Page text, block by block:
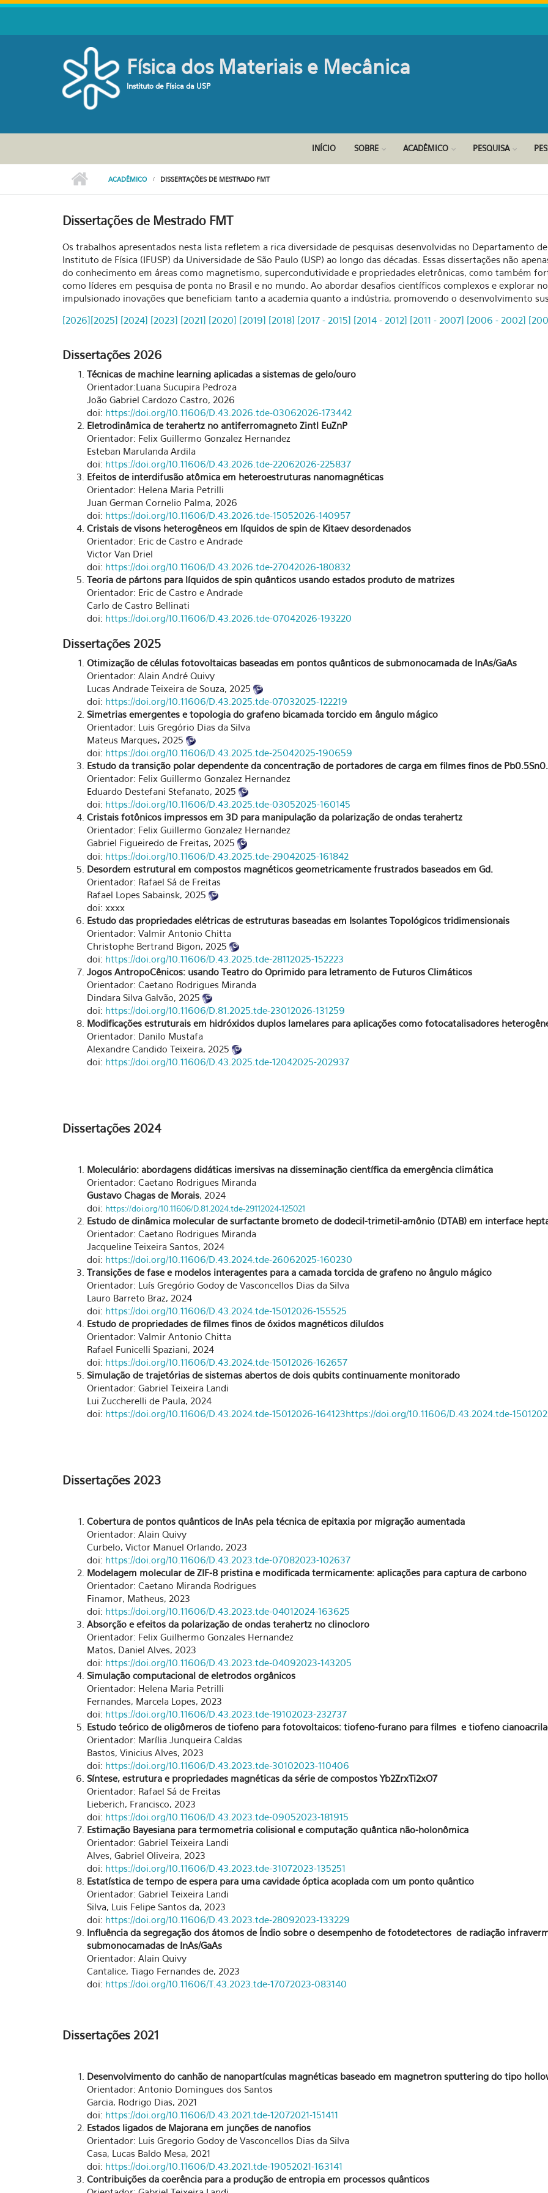
Pular para o conteúdo principal
Física dos Materiais e Mecânica
Instituto de Física da USP
INÍCIO SOBRE ACADÊMICO PESQUISA
ACADÊMICO DISSERTAÇÕES DE MESTRADO FMT
Dissertações de Mestrado FMT
Os trabalhos apresentados nesta lista refletem a rica diversidade de pesquisas desenvolvidas no Departamento
Instituto de Física (IFUSP) da Universidade de São Paulo (USP) ao longo das décadas. Essas dissertações não
do conhecimento em áreas como magnetismo, supercondutividade e propriedades eletrônicas, como também
como líderes em pesquisa de ponta no Brasil e no mundo. Ao abordar desafios científicos complexos e explorar
impulsionado inovações que beneficiam tanto a academia quanto a indústria, promovendo o desenvolvimento
[2026][2025] [2024] [2023] [2021] [2020] [2019] [2018] [2017 - 2015] [2014 - 2012] [2011 - 2007] [2006 - 2002]
Dissertações 2026
Técnicas de machine learning aplicadas a sistemas de gelo/ouro
Orientador:Luana Sucupira Pedroza
João Gabriel Cardozo Castro, 2026
doi: https://doi.org/10.11606/D.43.2026.tde-03062026-173442
Eletrodinâmica de terahertz no antiferromagneto Zintl EuZnP
Orientador: Felix Guillermo Gonzalez Hernandez
Esteban Marulanda Ardila
doi: https://doi.org/10.11606/D.43.2026.tde-22062026-225837
Efeitos de interdifusão atômica em heteroestruturas nanomagnéticas
Orientador: Helena Maria Petrilli
Juan German Cornelio Palma, 2026
doi: https://doi.org/10.11606/D.43.2026.tde-15052026-140957
Cristais de visons heterogêneos em líquidos de spin de Kitaev desordenados
Orientador: Eric de Castro e Andrade
Victor Van Driel
doi: https://doi.org/10.11606/D.43.2026.tde-27042026-180832
Teoria de pártons para líquidos de spin quânticos usando estados produto de matrizes
Orientador: Eric de Castro e Andrade
Carlo de Castro Bellinati
doi: https://doi.org/10.11606/D.43.2026.tde-07042026-193220
Dissertações 2025
Otimização de células fotovoltaicas baseadas em pontos quânticos de submonocamada de InAs/GaAs
Orientador: Alain André Quivy
Lucas Andrade Teixeira de Souza, 2025
doi: https://doi.org/10.11606/D.43.2025.tde-07032025-122219
Simetrias emergentes e topologia do grafeno bicamada torcido em ângulo mágico
Orientador: Luis Gregório Dias da Silva
Mateus Marques, 2025
doi: https://doi.org/10.11606/D.43.2025.tde-25042025-190659
Estudo da transição polar dependente da concentração de portadores de carga em filmes finos de
Orientador: Felix Guillermo Gonzalez Hernandez
Eduardo Destefani Stefanato, 2025
doi: https://doi.org/10.11606/D.43.2025.tde-03052025-160145
Cristais fotônicos impressos em 3D para manipulação da polarização de ondas terahertz
Orientador: Felix Guillermo Gonzalez Hernandez
Gabriel Figueiredo de Freitas, 2025
doi: https://doi.org/10.11606/D.43.2025.tde-29042025-161842
Desordem estrutural em compostos magnéticos geometricamente frustrados baseados em Gd.
Orientador: Rafael Sá de Freitas
Rafael Lopes Sabainsk, 2025
doi: xxxx
Estudo das propriedades elétricas de estruturas baseadas em Isolantes Topológicos tridimensionais
Orientador: Valmir Antonio Chitta
Christophe Bertrand Bigon, 2025
doi: https://doi.org/10.11606/D.43.2025.tde-28112025-152223
Jogos AntropoCênicos: usando Teatro do Oprimido para letramento de Futuros Climáticos
Orientador: Caetano Rodrigues Miranda
Dindara Silva Galvão, 2025
doi: https://doi.org/10.11606/D.81.2025.tde-23012026-131259
Modificações estruturais em hidróxidos duplos lamelares para aplicações como fotocatalisadores
Orientador: Danilo Mustafa
Alexandre Candido Teixeira, 2025
doi: https://doi.org/10.11606/D.43.2025.tde-12042025-202937
Dissertações 2024
Moleculário: abordagens didáticas imersivas na disseminação científica da emergência climática
Orientador: Caetano Rodrigues Miranda
Gustavo Chagas de Morais , 2024
doi: https://doi.org/10.11606/D.81.2024.tde-29112024-125021
Estudo de dinâmica molecular de surfactante brometo de dodecil-trimetil-amônio (DTAB) em interface
Orientador: Caetano Rodrigues Miranda
Jacqueline Teixeira Santos, 2024
doi: https://doi.org/10.11606/D.43.2024.tde-26062025-160230
Transições de fase e modelos interagentes para a camada torcida de grafeno no ângulo mágico
Orientador: Luís Gregório Godoy de Vasconcellos Dias da Silva
Lauro Barreto Braz, 2024
doi: https://doi.org/10.11606/D.43.2024.tde-15012026-155525
Estudo de propriedades de filmes finos de óxidos magnéticos diluídos
Orientador: Valmir Antonio Chitta
Rafael Funicelli Spaziani, 2024
doi: https://doi.org/10.11606/D.43.2024.tde-15012026-162657
Simulação de trajetórias de sistemas abertos de dois qubits continuamente monitorado
Orientador: Gabriel Teixeira Landi
Lui Zuccherelli de Paula, 2024
doi: https://doi.org/10.11606/D.43.2024.tde-15012026-164123https://doi.org/10.11606/D.43.2024.tde-
Dissertações 2023
Cobertura de pontos quânticos de InAs pela técnica de epitaxia por migração aumentada
Orientador: Alain Quivy
Curbelo, Victor Manuel Orlando, 2023
doi: https://doi.org/10.11606/D.43.2023.tde-07082023-102637
Modelagem molecular de ZIF-8 pristina e modificada termicamente: aplicações para captura de carbono
Orientador: Caetano Miranda Rodrigues
Finamor, Matheus, 2023
doi: https://doi.org/10.11606/D.43.2023.tde-04012024-163625
Absorção e efeitos da polarização de ondas terahertz no clinocloro
Orientador: Felix Guilhermo Gonzales Hernandez
Matos, Daniel Alves, 2023
doi: https://doi.org/10.11606/D.43.2023.tde-04092023-143205
Simulação computacional de eletrodos orgânicos
Orientador: Helena Maria Petrilli
Fernandes, Marcela Lopes, 2023
doi: https://doi.org/10.11606/D.43.2023.tde-19102023-232737
Estudo teórico de oligômeros de tiofeno para fotovoltaicos: tiofeno-furano para filmes e tiofeno
Orientador: Marília Junqueira Caldas
Bastos, Vinicius Alves, 2023
doi: https://doi.org/10.11606/D.43.2023.tde-30102023-110406
Síntese, estrutura e propriedades magnéticas da série de compostos Yb2ZrxTi2xO7
Orientador: Rafael Sá de Freitas
Lieberich, Francisco, 2023
doi: https://doi.org/10.11606/D.43.2023.tde-09052023-181915
Estimação Bayesiana para termometria colisional e computação quântica não-holonômica
Orientador: Gabriel Teixeira Landi
Alves, Gabriel Oliveira, 2023
doi: https://doi.org/10.11606/D.43.2023.tde-31072023-135251
Estatística de tempo de espera para uma cavidade óptica acoplada com um ponto quântico
Orientador: Gabriel Teixeira Landi
Silva, Luis Felipe Santos da, 2023
doi: https://doi.org/10.11606/D.43.2023.tde-28092023-133229
Influência da segregação dos átomos de Índio sobre o desempenho de fotodetectores de radiação
submonocamadas de InAs/GaAs
Orientador: Alain Quivy
Cantalice, Tiago Fernandes de, 2023
doi: https://doi.org/10.11606/T.43.2023.tde-17072023-083140
Dissertações 2021
Desenvolvimento do canhão de nanopartículas magnéticas baseado em magnetron sputtering do tipo
Orientador: Antonio Domingues dos Santos
Garcia, Rodrigo Dias, 2021
doi: https://doi.org/10.11606/D.43.2021.tde-12072021-151411
Estados ligados de Majorana em junções de nanofios
Orientador: Luis Gregorio Godoy de Vasconcellos Dias da Silva
Casa, Lucas Baldo Mesa, 2021
doi: https://doi.org/10.11606/D.43.2021.tde-19052021-163141
Contribuições da coerência para a produção de entropia em processos quânticos